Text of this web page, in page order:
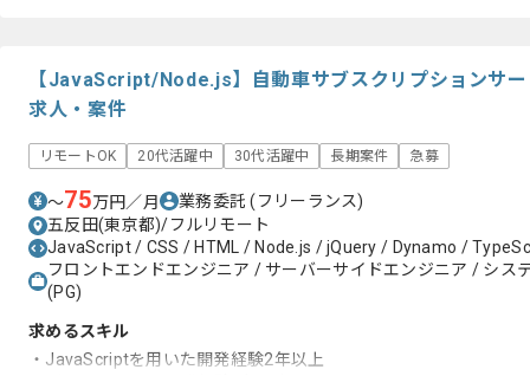
【JavaScript/Node.js】自動車サブスクリプションサ
求人・案件
リモートOK 20代活躍中 30代活躍中 長期案件 急募
〜75万円／月 業務委託(フリーランス)
五反田(東京都)/フルリモート
JavaScript / CSS / HTML / Node.js / jQuery / Dynamo /
フロントエンドエンジニア / サーバーサイドエンジニア / シス
(PG)
求めるスキル
・JavaScriptを用いた開発経験2年以上